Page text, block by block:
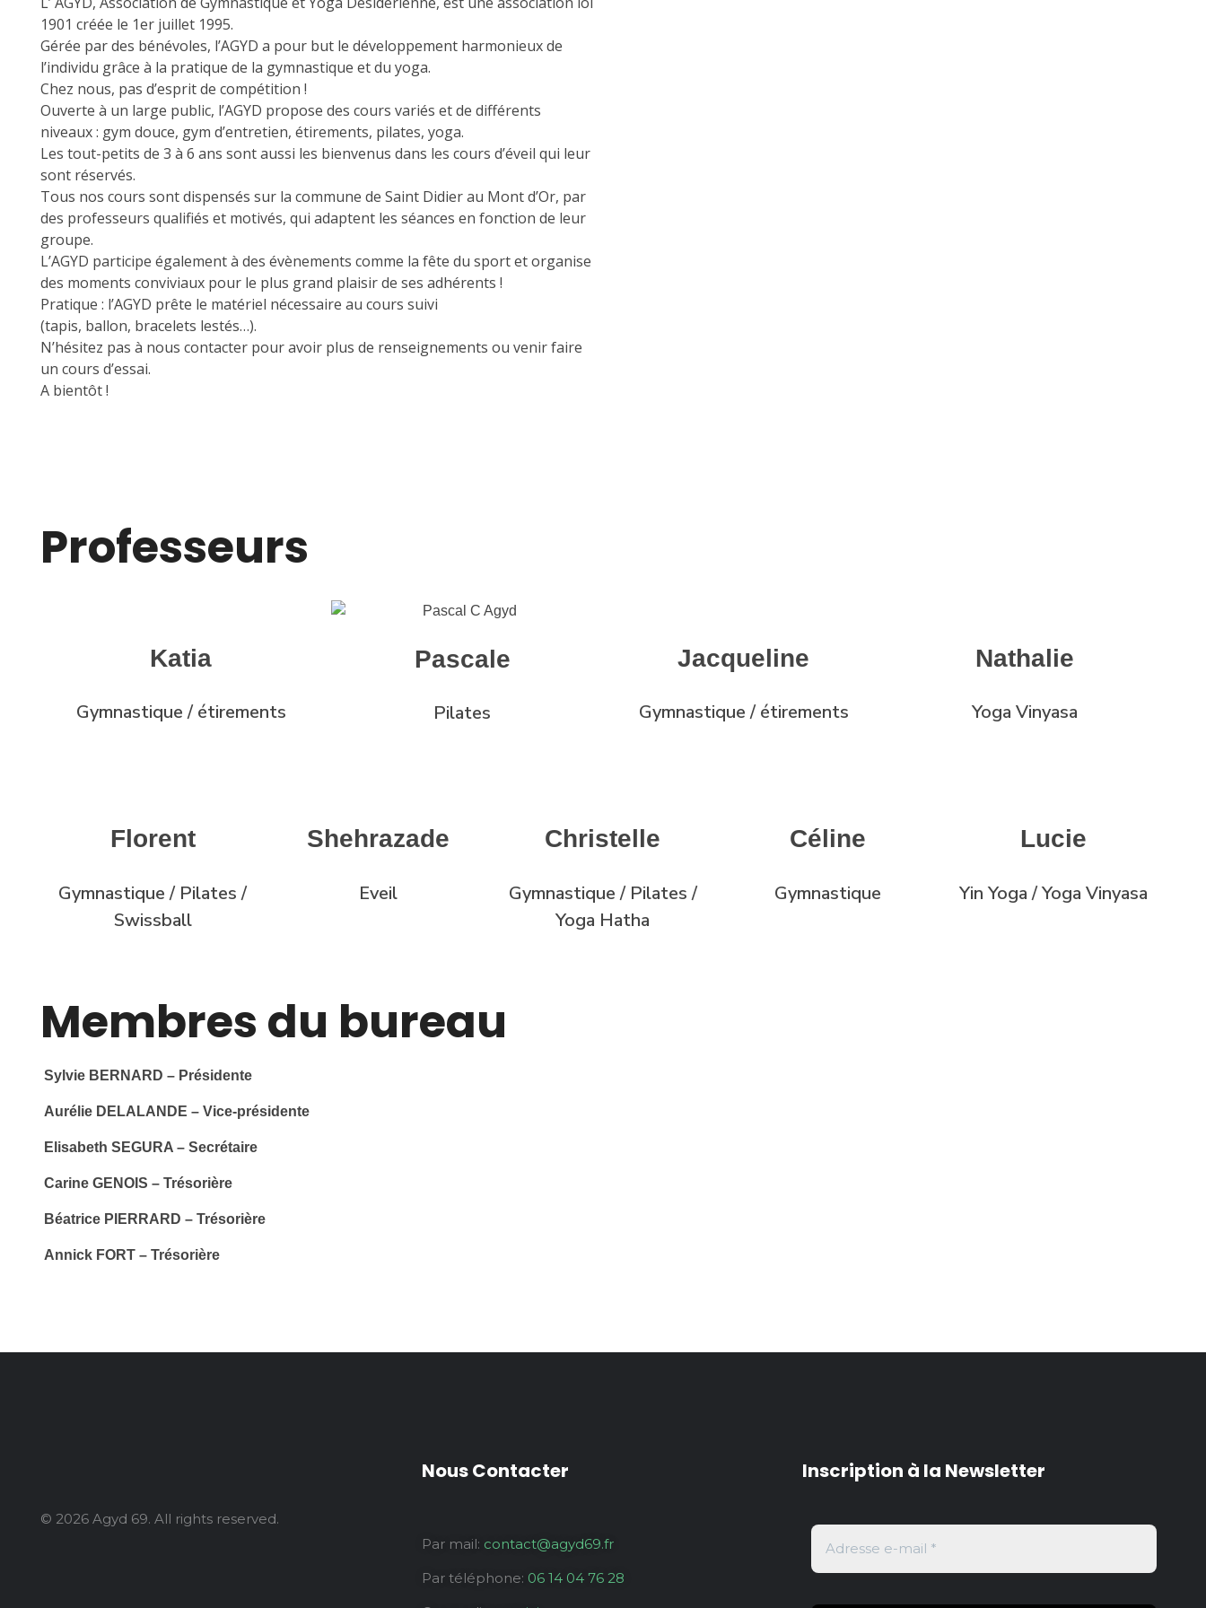
1901 créée le 1er juillet 1995.
Gérée par des bénévoles, l’AGYD a pour but le développement harmonieux de
l’individu grâce à la pratique de la gymnastique et du yoga.
Chez nous, pas d’esprit de compétition !
Ouverte à un large public, l’AGYD propose des cours variés et de différents
niveaux : gym douce, gym d’entretien, étirements, pilates, yoga.
Les tout-petits de 3 à 6 ans sont aussi les bienvenus dans les cours d’éveil qui leur
sont réservés.
Tous nos cours sont dispensés sur la commune de Saint Didier au Mont d’Or, par
des professeurs qualifiés et motivés, qui adaptent les séances en fonction de leur
groupe.
L’AGYD participe également à des évènements comme la fête du sport et organise
des moments conviviaux pour le plus grand plaisir de ses adhérents !
Pratique : l’AGYD prête le matériel nécessaire au cours suivi
(tapis, ballon, bracelets lestés…).
N’hésitez pas à nous contacter pour avoir plus de renseignements ou venir faire
un cours d’essai.
A bientôt !
Professeurs
Katia
Gymnastique / étirements
Pascale
Pilates
Jacqueline
Gymnastique / étirements
Nathalie
Yoga Vinyasa
Florent
Gymnastique / Pilates /
Swissball
Shehrazade
Eveil
Christelle
Gymnastique / Pilates /
Yoga Hatha
Céline
Gymnastique
Lucie
Yin Yoga / Yoga Vinyasa
Membres du bureau
Sylvie BERNARD – Présidente
Aurélie DELALANDE – Vice-présidente
Elisabeth SEGURA – Secrétaire
Carine GENOIS – Trésorière
Béatrice PIERRARD – Trésorière
Annick FORT – Trésorière
© 2026 Agyd 69. All rights reserved.
Nous Contacter
Par mail: contact@agyd69.fr
Par téléphone: 06 14 04 76 28
Inscription à la Newsletter